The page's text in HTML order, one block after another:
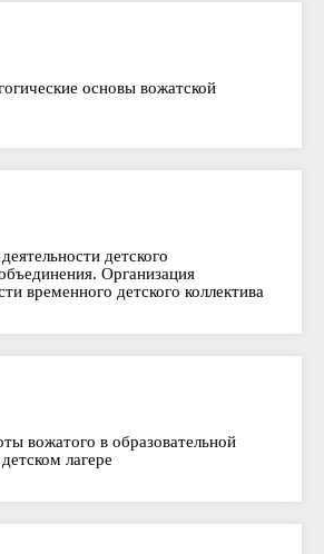
основы вожатской
детского
Организация
временного детского коллектива
вожатого в образовательной
лагере